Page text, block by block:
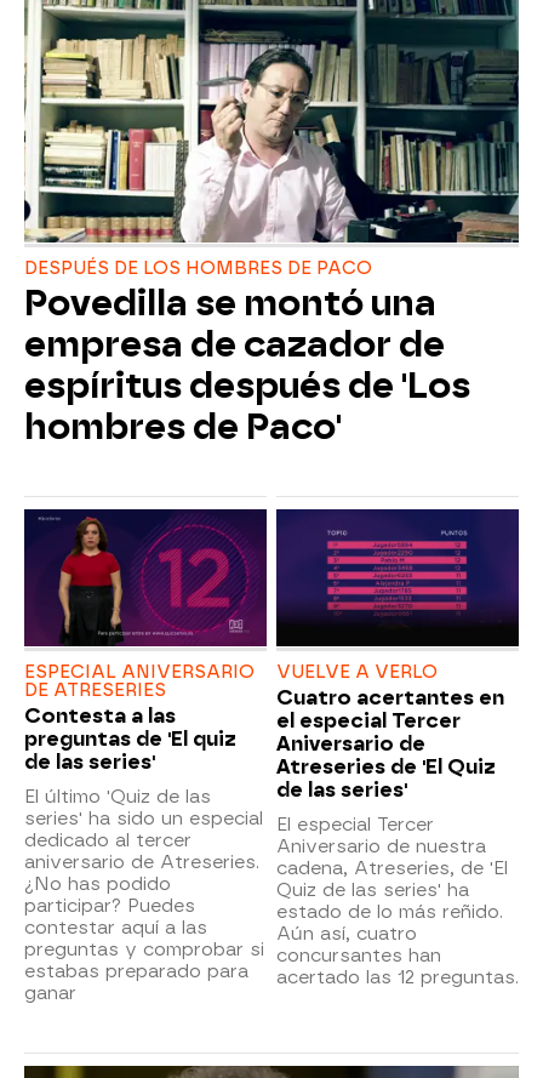
DESPUÉS DE LOS HOMBRES DE PACO
Povedilla se montó una
empresa de cazador de
espíritus después de 'Los
hombres de Paco'
ESPECIAL ANIVERSARIO
DE ATRESERIES
Contesta a las
preguntas de 'El quiz
de las series'
El último 'Quiz de las
series' ha sido un especial
dedicado al tercer
aniversario de Atreseries.
¿No has podido
participar? Puedes
contestar aquí a las
preguntas y comprobar si
estabas preparado para
ganar
VUELVE A VERLO
Cuatro acertantes en
el especial Tercer
Aniversario de
Atreseries de 'El Quiz
de las series'
El especial Tercer
Aniversario de nuestra
cadena, Atreseries, de 'El
Quiz de las series' ha
estado de lo más reñido.
Aún así, cuatro
concursantes han
acertado las 12 preguntas.